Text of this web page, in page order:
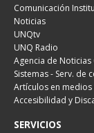
Comunicación
Noticias
UNQtv
UNQ Radio
Agencia de Noticias
Sistemas - Serv. de
Artículos en
Accesibilidad y
SERVICIOS